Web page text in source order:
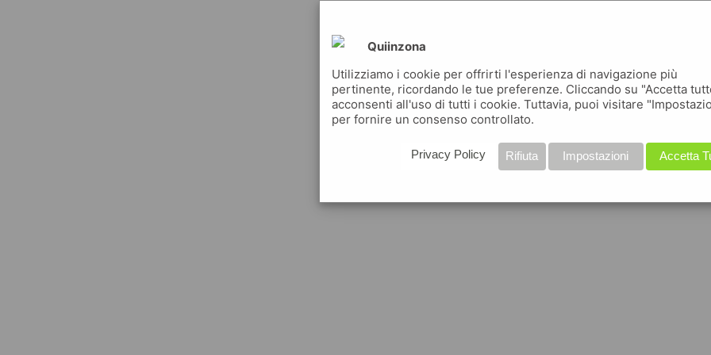
Quiinzona
Utilizziamo i cookie per offrirti l'esperienza di navigazione più
pertinente, ricordando le tue preferenze. Cliccando su "Accetta
acconsenti all'uso di tutti i cookie. Tuttavia, puoi visitare
per fornire un consenso controllato.
Accetta
Impostazioni
Rifiuta
Privacy Policy